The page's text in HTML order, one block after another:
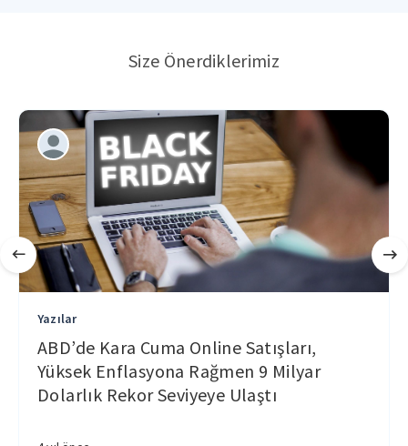
Size Önerdiklerimiz
Yazılar
ABD’de Kara Cuma Online Satışları,
Yüksek Enflasyona Rağmen 9 Milyar
Dolarlık Rekor Seviyeye Ulaştı